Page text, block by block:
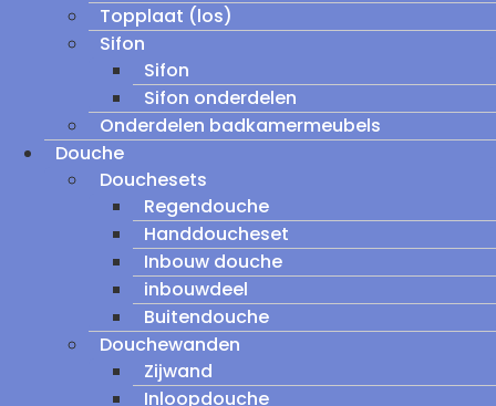
Topplaat (los)
Sifon
Sifon
Sifon onderdelen
Onderdelen badkamermeubels
Douche
Douchesets
Regendouche
Handdoucheset
Inbouw douche
inbouwdeel
Buitendouche
Douchewanden
Zijwand
Inloopdouche